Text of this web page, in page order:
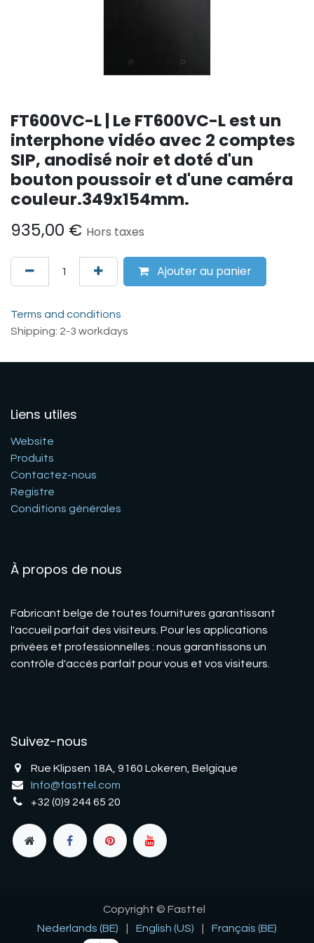
FT600VC-L | Le FT600VC-L est un
interphone vidéo avec 2 comptes
SIP, anodisé noir et doté d'un
bouton poussoir et d'une caméra
couleur.349x154mm.
935,00 € Hors taxes
Ajouter au panier
Terms and conditions
Shipping: 2-3 workdays
Liens utiles
Website
Produits
Contactez-nous
Registre
Conditions générales
À propos de nous
Fabricant belge de toutes fournitures garantissant
l'accueil parfait des visiteurs. Pour les applications
privées et professionnelles : nous garantissons un
contrôle d'accès parfait pour vous et vos visiteurs.
Suivez-nous
Rue Klipsen 18A, 9160 Lokeren, Belgique
Info@fasttel.com
+32 (0)9 244 65 20
Copyright © Fasttel
Nederlands (BE)
English (US)
Français (BE)